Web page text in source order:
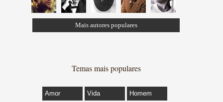
Mais autores populares
Temas mais populares
Amor Vida Homem